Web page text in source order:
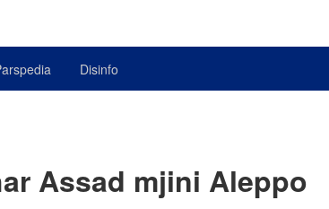
Disinfo
Assad mjini Aleppo